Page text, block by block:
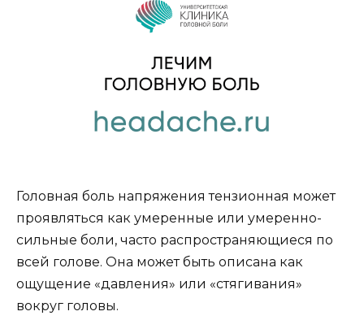
Головная боль напряжения тензионная может
проявляться как умеренные или умеренно-
сильные боли, часто распространяющиеся по
всей голове. Она может быть описана как
ощущение «давления» или «стягивания»
вокруг головы.